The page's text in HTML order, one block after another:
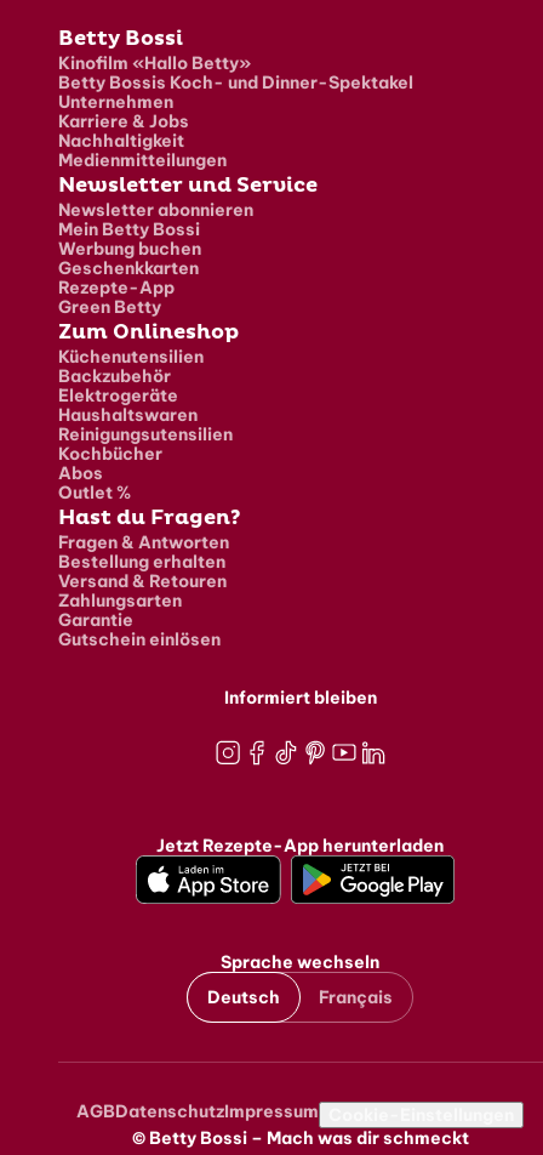
Fusszeile
Betty Bossi
Kinofilm «Hallo Betty»
Betty Bossis Koch- und Dinner-Spektakel
Unternehmen
Karriere & Jobs
Nachhaltigkeit
Medienmitteilungen
Newsletter und Service
Newsletter abonnieren
Mein Betty Bossi
Werbung buchen
Geschenkkarten
Rezepte-App
Green Betty
Zum Onlineshop
Küchenutensilien
Backzubehör
Elektrogeräte
Haushaltswaren
Reinigungsutensilien
Kochbücher
Abos
Outlet %
Hast du Fragen?
Fragen & Antworten
Bestellung erhalten
Versand & Retouren
Zahlungsarten
Garantie
Gutschein einlösen
Informiert bleiben
Jetzt Rezepte-App herunterladen
Sprache wechseln
Deutsch
Français
Metanavigation
AGBDatenschutzImpressum
© Betty Bossi – Mach was dir schmeckt